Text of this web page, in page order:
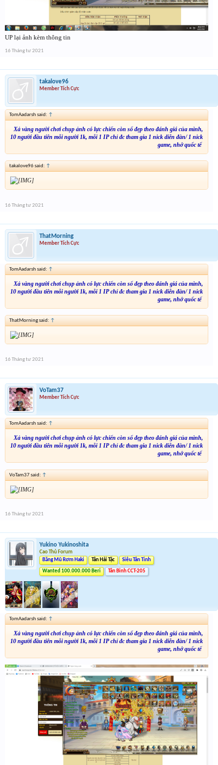
UP lại ảnh kèm thông tin
16 Tháng tư 2021
takalove96
Member Tích Cực
TomAadarsh said: ↑
Xả vàng người chơi chụp ảnh có lực chiến còn số đẹp theo đánh giá của mình,
10 người đầu tiên mỗi người 1k, mỗi 1 IP chỉ đc tham gia 1 nick diễn đàn/ 1 nick
game, nhớ quốc tế
takalove96 said: ↑
16 Tháng tư 2021
ThatMorning
Member Tích Cực
TomAadarsh said: ↑
Xả vàng người chơi chụp ảnh có lực chiến còn số đẹp theo đánh giá của mình,
10 người đầu tiên mỗi người 1k, mỗi 1 IP chỉ đc tham gia 1 nick diễn đàn/ 1 nick
game, nhớ quốc tế
ThatMorning said: ↑
16 Tháng tư 2021
VoTam37
Member Tích Cực
TomAadarsh said: ↑
Xả vàng người chơi chụp ảnh có lực chiến còn số đẹp theo đánh giá của mình,
10 người đầu tiên mỗi người 1k, mỗi 1 IP chỉ đc tham gia 1 nick diễn đàn/ 1 nick
game, nhớ quốc tế
VoTam37 said: ↑
16 Tháng tư 2021
Yukino Yukinoshita
Cao Thủ Forum
Băng Mũ Rơm Haki
Tân Hải Tặc Siêu Tân Tinh
Wanted 100.000.000 Beri Tân Binh CCT-205
TomAadarsh said: ↑
Xả vàng người chơi chụp ảnh có lực chiến còn số đẹp theo đánh giá của mình,
10 người đầu tiên mỗi người 1k, mỗi 1 IP chỉ đc tham gia 1 nick diễn đàn/ 1 nick
game, nhớ quốc tế